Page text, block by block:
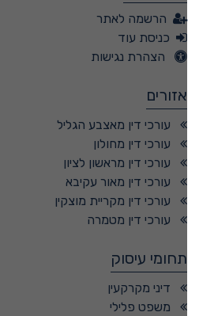
הרשמה לאתר
כניסת עוד
הצהרת נגישות
אזורים
עורכי דין מאצבע הגליל
עורכי דין מחולון
עורכי דין מראשון לציון
עורכי דין מאור עקיבא
עורכי דין מקריית מוצקין
עורכי דין מטמרה
תחומי עיסוק
דיני מקרקעין
משפט פלילי